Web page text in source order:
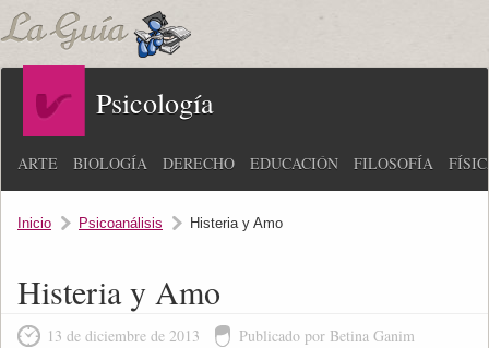
Psicología
ARTE BIOLOGÍA DERECHO EDUCACIÓN FILOSOFÍA
Inicio Psicoanálisis Histeria y Amo
Histeria y Amo
13 de diciembre de 2013 Publicado por Betina Ganim